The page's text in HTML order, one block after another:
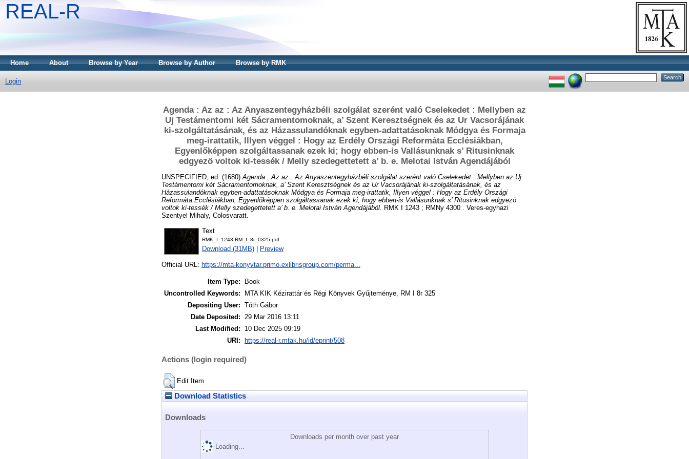
REAL-R
Home About Browse by Year Browse by Author Browse by RMK
Login
Agenda : Az az : Az Anyaszentegyházbéli szolgálat szerént való Cselekedet : Mellyben az
Uj Testámentomi két Sácramentomoknak, a’ Szent Keresztségnek és az Ur Vacsorájának
ki-szolgáltatásának, és az Házassulandóknak egyben-adattatásoknak Módgya és Formaja
meg-irattatik, Illyen véggel : Hogy az Erdély Országi Reformáta Ecclésiákban,
Egyenlőképpen szolgáltassanak ezek ki; hogy ebben-is Vallásunknak s’ Ritusinknak
edgyezö voltok ki-tessék / Melly szedegettetett a’ b. e. Melotai István Agendájából
UNSPECIFIED, ed. (1680) Agenda : Az az : Az Anyaszentegyházbéli szolgálat szerént való Cselekedet : Mellyben az Uj
Testámentomi két Sácramentomoknak, a’ Szent Keresztségnek és az Ur Vacsorájának ki-szolgáltatásának, és az
Házassulandóknak egyben-adattatásoknak Módgya és Formaja meg-irattatik, Illyen véggel : Hogy az Erdély Országi
Reformáta Ecclésiákban, Egyenlőképpen szolgáltassanak ezek ki; hogy ebben-is Vallásunknak s’ Ritusinknak edgyezö
voltok ki-tessék / Melly szedegettetett a’ b. e. Melotai István Agendájából. RMK I 1243 ; RMNy 4300 . Veres-egyhazi
Szentyel Mihaly, Colosvaratt.
Text
RMK_I_1243-RM_I_8r_0325.pdf
Download (31MB) Preview
Official URL: https://mta-konyvtar.primo.exlibrisgroup.com/perma...
Item Type:
Book
Uncontrolled Keywords:
MTA KIK Kézirattár és Régi Könyvek Gyűjteménye, RM I 8r 325
Depositing User: Tóth Gábor
Date Deposited: 29 Mar 2016 13:11
Last Modified:
10 Dec 2025 09:19
URI:
https://real-r.mtak.hu/id/eprint/508
Actions (login required)
Edit Item
Download Statistics
Downloads
Downloads per month over past year
Loading...